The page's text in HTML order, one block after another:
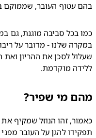
עטוף העובר, שממוקם
מוקדמת.
מי שפיר?